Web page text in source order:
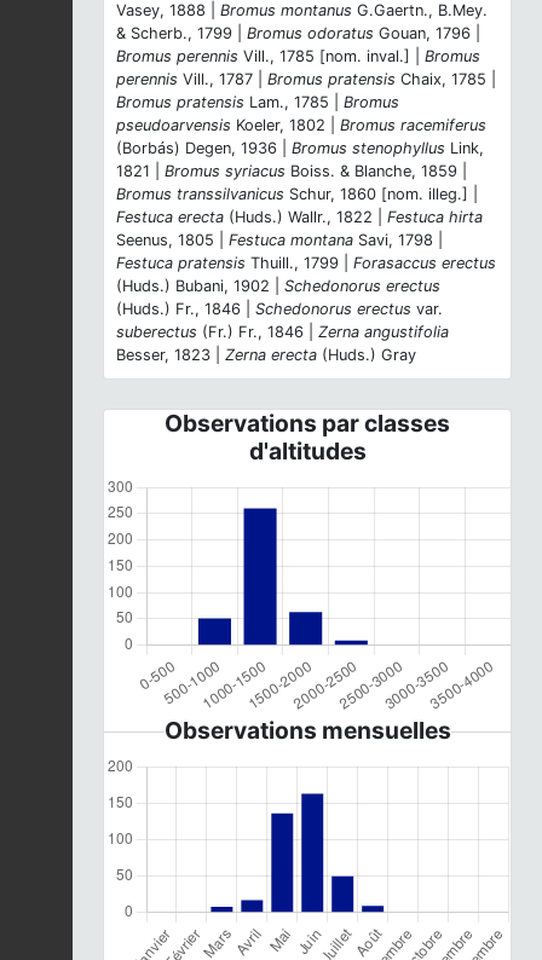
Vasey, 1888 | Bromus montanus G.Gaertn., B.Mey.
& Scherb., 1799 | Bromus odoratus Gouan, 1796 |
Bromus perennis Vill., 1785 [nom. inval.] | Bromus
perennis Vill., 1787 | Bromus pratensis Chaix, 1785 |
Bromus pratensis Lam., 1785 | Bromus
pseudoarvensis Koeler, 1802 | Bromus racemiferus
(Borbás) Degen, 1936 | Bromus stenophyllus Link,
1821 | Bromus syriacus Boiss. & Blanche, 1859 |
Bromus transsilvanicus Schur, 1860 [nom. illeg.] |
Festuca erecta (Huds.) Wallr., 1822 | Festuca hirta
Seenus, 1805 | Festuca montana Savi, 1798 |
Festuca pratensis Thuill., 1799 | Forasaccus erectus
(Huds.) Bubani, 1902 | Schedonorus erectus
(Huds.) Fr., 1846 | Schedonorus erectus var.
suberectus (Fr.) Fr., 1846 | Zerna angustifolia
Besser, 1823 | Zerna erecta (Huds.) Gray
Observations par classes
d'altitudes
Observations mensuelles